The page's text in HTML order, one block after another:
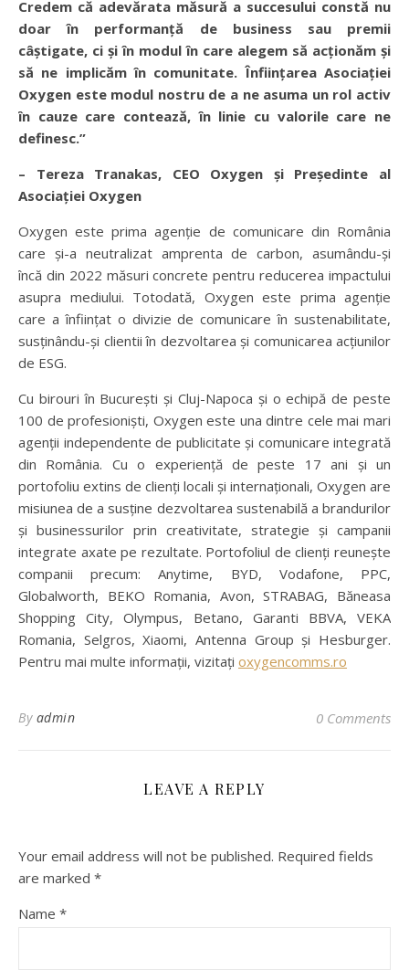
Credem că adevărata măsură a succesului constă nu
doar în performanță de business sau premii
câștigate, ci și în modul în care alegem să acționăm și
să ne implicăm în comunitate. Înființarea Asociației
Oxygen este modul nostru de a ne asuma un rol activ
în cauze care contează, în linie cu valorile care ne
definesc.”
– Tereza Tranakas, CEO Oxygen și Președinte al
Asociației Oxygen
Oxygen este prima agenție de comunicare din România
care și-a neutralizat amprenta de carbon, asumându-și
încă din 2022 măsuri concrete pentru reducerea impactului
asupra mediului. Totodată, Oxygen este prima agenție
care a înființat o divizie de comunicare în sustenabilitate,
susținându-și clientii în dezvoltarea și comunicarea acțiunilor
de ESG.
Cu birouri în București și Cluj-Napoca și o echipă de peste
100 de profesioniști, Oxygen este una dintre cele mai mari
agenții independente de publicitate și comunicare integrată
din România. Cu o experiență de peste 17 ani și un
portofoliu extins de clienți locali și internaționali, Oxygen are
misiunea de a susține dezvoltarea sustenabilă a brandurilor
și businessurilor prin creativitate, strategie și campanii
integrate axate pe rezultate. Portofoliul de clienți reunește
companii precum: Anytime, BYD, Vodafone, PPC,
Globalworth, BEKO Romania, Avon, STRABAG, Băneasa
Shopping City, Olympus, Betano, Garanti BBVA, VEKA
Romania, Selgros, Xiaomi, Antenna Group și Hesburger.
Pentru mai multe informații, vizitați oxygencomms.ro
By admin 0 Comments
LEAVE A REPLY
Your email address will not be published. Required fields
are marked *
Name *